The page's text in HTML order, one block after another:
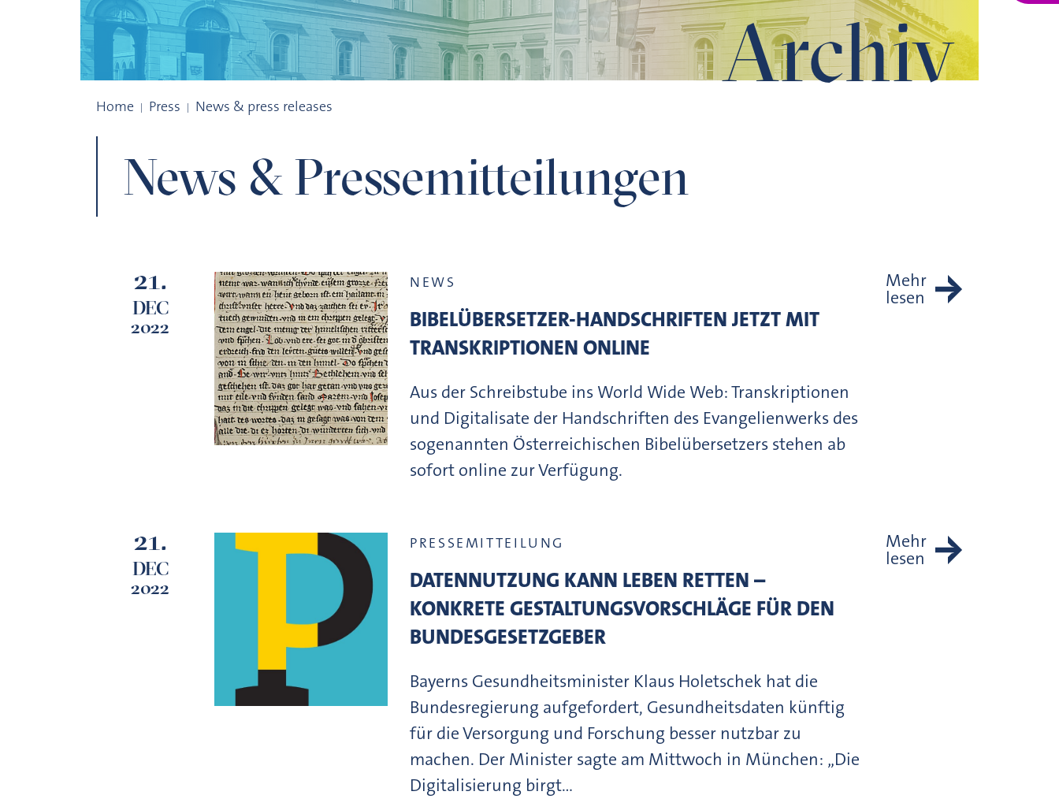
Archiv
Home Press News & press releases
News & Pressemitteilungen
21.
DEC
2022
NEWS
BIBELÜBERSETZER-HANDSCHRIFTEN JETZT MIT
TRANSKRIPTIONEN ONLINE
Aus der Schreibstube ins World Wide Web: Transkriptionen
und Digitalisate der Handschriften des Evangelienwerks des
sogenannten Österreichischen Bibelübersetzers stehen ab
sofort online zur Verfügung.
Mehr
lesen
21.
DEC
2022
PRESSEMITTEILUNG
DATENNUTZUNG KANN LEBEN RETTEN –
KONKRETE GESTALTUNGSVORSCHLÄGE FÜR DEN
BUNDESGESETZGEBER
Bayerns Gesundheitsminister Klaus Holetschek hat die
Bundesregierung aufgefordert, Gesundheitsdaten künftig
für die Versorgung und Forschung besser nutzbar zu
machen. Der Minister sagte am Mittwoch in München: „Die
Digitalisierung birgt…
Mehr
lesen